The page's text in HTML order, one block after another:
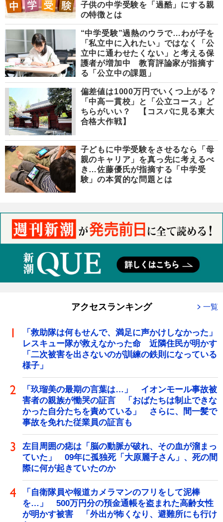
子供の中学受験を「過酷」にする親
の特徴とは
“中学受験”過熱のウラで…わが子を
「私立中に入れたい」ではなく「公
立中に通わせたくない」と考える保
護者が増加中 教育評論家が指摘す
る「公立中の課題」
偏差値は1000万円でいくつ上がる？
「中高一貫校」と「公立コース」ど
ちらがいい？ 【コスパに見る東大
合格大作戦】
子どもに中学受験をさせるなら「母
親のキャリア」を真っ先に考えるべ
き…佐藤優氏が指摘する「中学受
験」の本質的な問題とは
アクセスランキング 一覧
「救助隊は何もせんで、満足に声かけしなかった」
レスキュー隊が救えなかった命 近隣住民が明かす
「二次被害を出さないのが訓練の鉄則になっている
様子」
「玖瑠美の最期の言葉は…」 イオンモール事故被
害者の親族が慟哭の証言 「おばたちは制止できな
かった自分たちを責めている」 さらに、間一髪で
事故を免れた従業員の証言も
左目周囲の痣は「脳の動脈が破れ、その血が溜まっ
ていた」 09年に孤独死「大原麗子さん」、死の間
際に何が起きていたのか
「自衛隊員や報道カメラマンのフリをして泥棒
を…」 500万円分の預金通帳を盗まれた高齢女性
が明かす被害 「外出が怖くなり、避難所にも行け